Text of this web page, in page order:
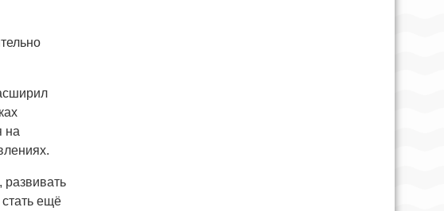
на
ещё